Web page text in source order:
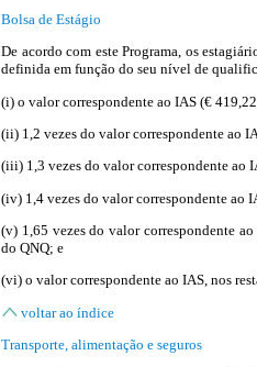
Bolsa de Estágio
De acordo com este Programa, os
definida em função do seu nível de
(i) o valor correspondente ao IAS (€
(ii) 1,2 vezes do valor correspondente ao
(iii) 1,3 vezes do valor correspondente ao
(iv) 1,4 vezes do valor correspondente ao
(v) 1,65 vezes do valor correspondente
do QNQ; e
(vi) o valor correspondente ao IAS, nos
voltar ao índice
Transporte, alimentação e seguros